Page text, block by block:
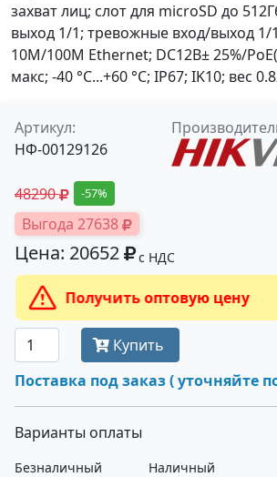
захват лиц; слот для microSD до
выход 1/1; тревожные вход/выход 1/
10M/100M Ethernet; DC12В± 25%/
макс; -40 °C...+60 °C; IP67; IK10; вес
Артикул:
НФ-00129126
48290 -57%
Выгода 27638
Цена: 20652 с НДС
Получить оптовую
Купить
Поставка под заказ ( уточняйте
Варианты оплаты
Безналичный
Наличный